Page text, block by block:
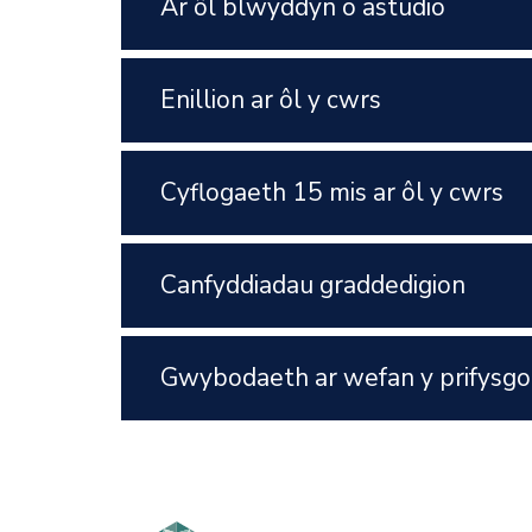
Ar ôl blwyddyn o astudio
Enillion ar ôl y cwrs
Cyflogaeth 15 mis ar ôl y cwrs
Canfyddiadau graddedigion
Gwybodaeth ar wefan y